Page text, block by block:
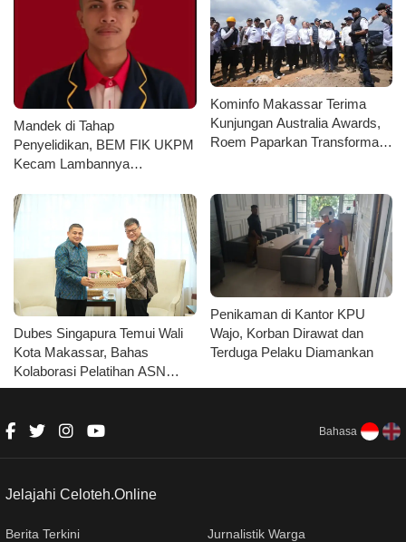
Mandek di Tahap
Penyelidikan, BEM FIK UKPM
Kecam Lambannya
Pengeroyokan Ketuanya
Kominfo Makassar Terima
Kunjungan Australia Awards,
Roem Paparkan Transformasi
Dubes Singapura Temui Wali
Kota Makassar, Bahas
Kolaborasi Pelatihan ASN
hingga Masyarakat
Penikaman di Kantor KPU
Wajo, Korban Dirawat dan
Terduga Pelaku Diamankan
Bahasa
Jelajahi Celoteh.Online
Berita Terkini
Jurnalistik Warga